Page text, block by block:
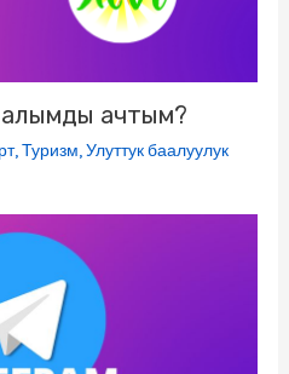
ачтым?
,Туризм,Улуттук баалуулук